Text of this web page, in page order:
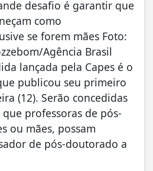
desafio é garantir que
como
se forem mães Foto:
Agência Brasil
lançada pela Capes é o
publicou seu primeiro
(12). Serão concedidas
professoras de pós-
ou mães, possam
de pós-doutorado a